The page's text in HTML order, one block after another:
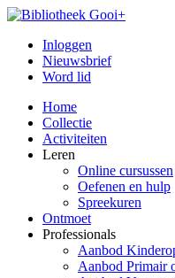
Inloggen
Nieuwsbrief
Word lid
Home
Collectie
Activiteiten
Leren
Online cursussen
Oefenen en hulp
Spreekuren
Ontmoet
Professionals
Aanbod
Aanbod Primair